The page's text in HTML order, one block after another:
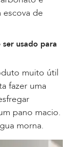
escova de
usado para
muito útil
fazer uma
pano macio.
morna.